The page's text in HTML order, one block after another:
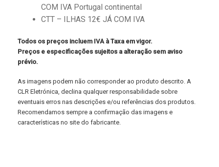
COM IVA Portugal continental
CTT – ILHAS 12€ JÁ COM IVA
Todos os preços incluem IVA à Taxa em vigor.
Preços e especificações sujeitos a alteração sem aviso
prévio.
As imagens podem não corresponder ao produto descrito. A
CLR Eletrónica, declina qualquer responsabilidade sobre
eventuais erros nas descrições e/ou referências dos produtos.
Recomendamos sempre a confirmação das imagens e
características no site do fabricante.